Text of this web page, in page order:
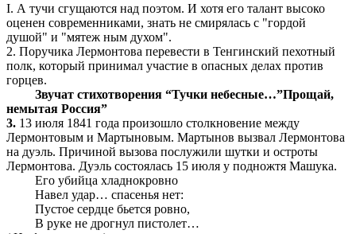
I. А тучи сгущаются над поэтом. И хотя его талант высоко
оценен современниками, знать не смирялась с "гордой
душой" и "мятеж ным духом".
2. Поручика Лермонтова перевести в Тенгинский пехотный
полк, который принимал участие в опасных делах против
горцев.
Звучат стихотворения “Тучки небесные…”Прощай,
немытая Россия”
3. 13 июля 1841 года произошло столкновение между
Лермонтовым и Мартыновым. Мартынов вызвал Лермонтова
на дуэль. Причиной вызова послужили шутки и остроты
Лермонтова. Дуэль состоялась 15 июля у подножтя Машука.
Его убийца хладнокровно
Навел удар… спасенья нет:
Пустое сердце бьется ровно,
В руке не дрогнул пистолет…